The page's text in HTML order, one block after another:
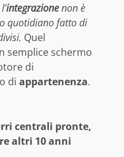
integrazionenon è
quotidiano fatto di
Quel
semplice schermo
di
di appartenenza.
centrali pronte,
altri 10 anni